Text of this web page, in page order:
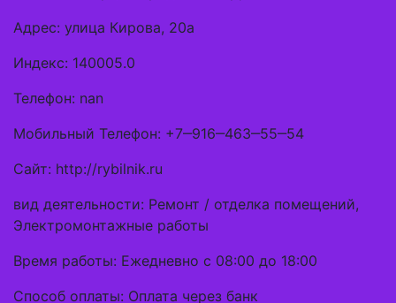
Адрес: улица Кирова, 20а
Индекс: 140005.0
Телефон: nan
Мобильный Телефон: +7‒916‒463‒55‒54
Сайт: http://rybilnik.ru
вид деятельности: Ремонт / отделка помещений,
Электромонтажные работы
Время работы: Ежедневно с 08:00 до 18:00
Способ оплаты: Оплата через банк